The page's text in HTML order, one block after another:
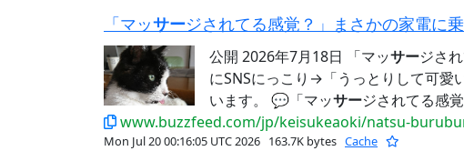
「マッサージされてる感覚？」まさかの家電に乗りブ
公開 2026年7月18日 「マッサージさ
にSNSにっこり→「うっとりして可愛
います。 💬「マッサージされてる感
www.buzzfeed.com/jp/keisukeaoki/natsu-
Mon Jul 20 00:16:05 UTC 2026 163.7K bytes Cache